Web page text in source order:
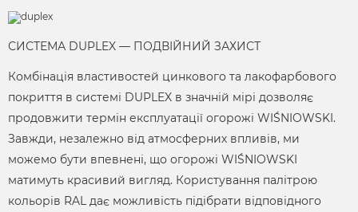
СИСТЕМА DUPLEX — ПОДВІЙНИЙ ЗАХИСТ
Комбінація властивостей цинкового та лакофарбового
покриття в системі DUPLEX в значній мірі дозволяє
продовжити термін експлуатації огорожі WIŚNIOWSKI.
Завжди, незалежно від атмосферних впливів, ми
можемо бути впевнені, що огорожі WIŚNIOWSKI
матимуть красивий вигляд. Користування палітрою
кольорів RAL дає можливість підібрати відповідного